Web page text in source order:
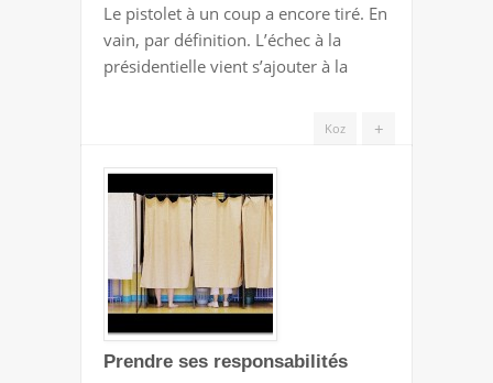
AUTRE
STRATÉGIE
ÉTAIT,
RESTE,
Le pistolet à un coup a encore tiré. En
vain, par définition. L’échec à la
présidentielle vient s’ajouter à la
+
Koz
Prendre ses responsabilités